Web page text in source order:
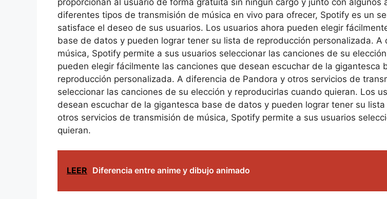
proporcionan al usuario de forma gratuita sin ningún cargo y junto con
diferentes tipos de transmisión de música en vivo para ofrecer, Spotify es un
satisface el deseo de sus usuarios. Los usuarios ahora pueden elegir
base de datos y pueden lograr tener su lista de reproducción personalizada.
música, Spotify permite a sus usuarios seleccionar las canciones de su
pueden elegir fácilmente las canciones que desean escuchar de la
reproducción personalizada. A diferencia de Pandora y otros servicios de
seleccionar las canciones de su elección y reproducirlas cuando quieran. Los
desean escuchar de la gigantesca base de datos y pueden lograr tener su
otros servicios de transmisión de música, Spotify permite a sus usuarios
quieran.
LEER Diferencia entre anime y dibujo animado